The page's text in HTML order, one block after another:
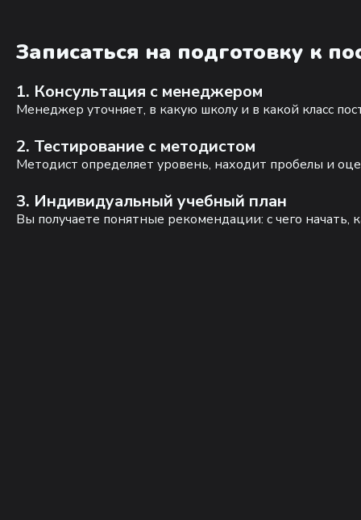
Записаться на подготовку к
1. Консультация с менеджером
Менеджер уточняет, в какую школу и в какой класс
2. Тестирование с методистом
Методист определяет уровень, находит пробелы и
3. Индивидуальный учебный план
Вы получаете понятные рекомендации: с чего начать,